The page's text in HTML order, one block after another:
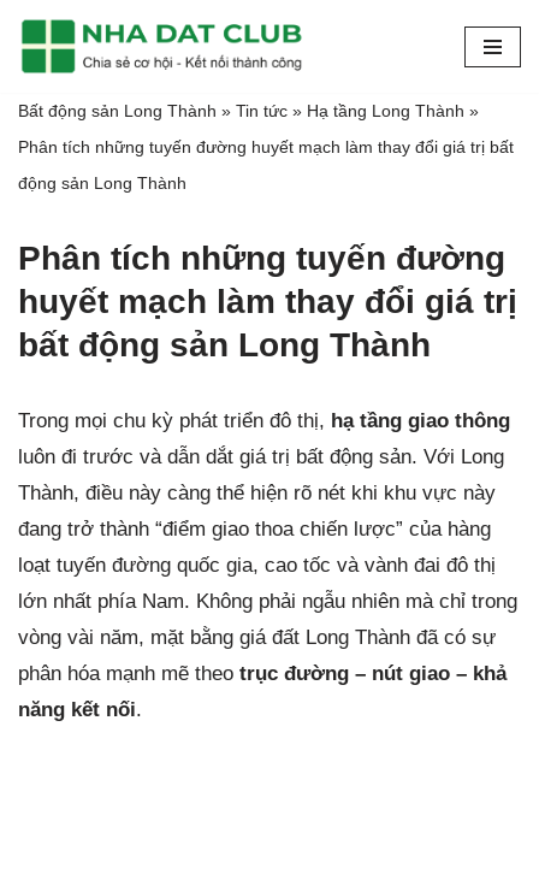
Chuyển
tới
nội
dung
Bất động sản Long Thành » Tin tức » Hạ tầng Long Thành »
Phân tích những tuyến đường huyết mạch làm thay đổi giá trị bất
động sản Long Thành
Phân tích những tuyến đường
huyết mạch làm thay đổi giá trị
bất động sản Long Thành
Trong mọi chu kỳ phát triển đô thị, hạ tầng giao thông
luôn đi trước và dẫn dắt giá trị bất động sản. Với Long
Thành, điều này càng thể hiện rõ nét khi khu vực này
đang trở thành “điểm giao thoa chiến lược” của hàng
loạt tuyến đường quốc gia, cao tốc và vành đai đô thị
lớn nhất phía Nam. Không phải ngẫu nhiên mà chỉ trong
vòng vài năm, mặt bằng giá đất Long Thành đã có sự
phân hóa mạnh mẽ theo trục đường – nút giao – khả
năng kết nối.